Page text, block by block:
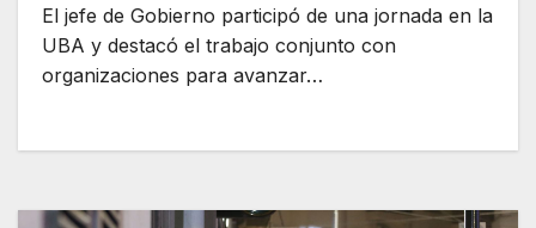
El jefe de Gobierno participó de una jornada en la
UBA y destacó el trabajo conjunto con
organizaciones para avanzar…